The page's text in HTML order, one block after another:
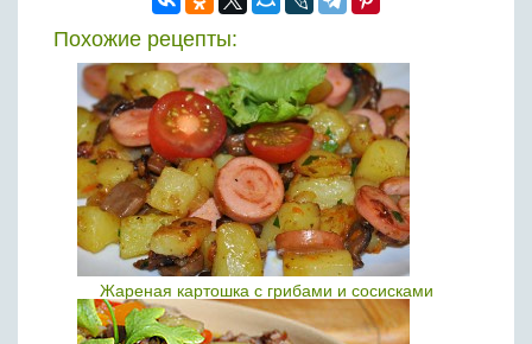
Похожие рецепты:
Жареная картошка с грибами и сосисками